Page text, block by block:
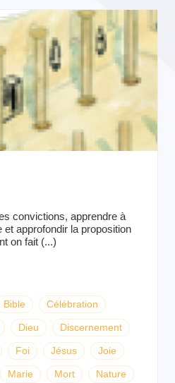
convictions, apprendre à
et approfondir la proposition
on fait (...)
Bible Célébration
Dieu Discernement
Foi Jésus Joie
Marie Mort Nature